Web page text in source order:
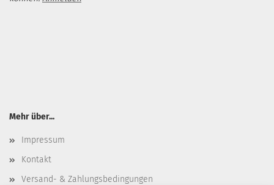
Mehr über...
Impressum
Kontakt
Versand- & Zahlungsbedingungen